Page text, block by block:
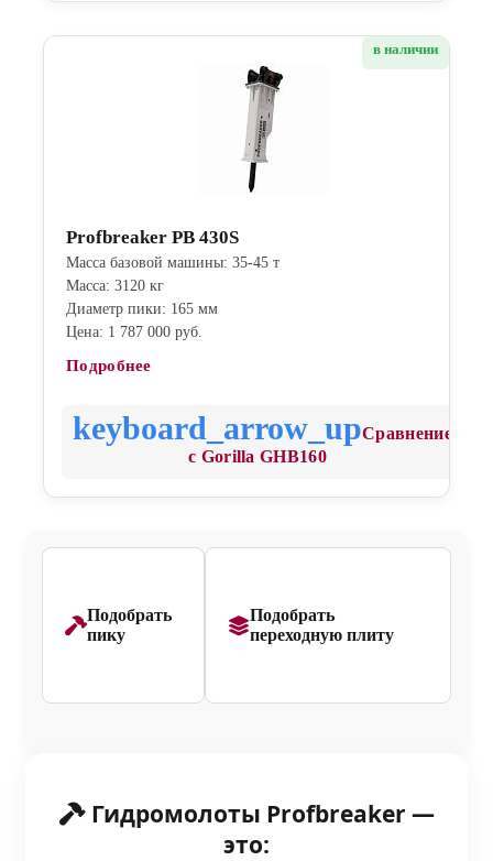
в наличии
Profbreaker PB 430S
Масса базовой машины: 35-45 т
Масса: 3120 кг
Диаметр пики: 165 мм
Цена: 1 787 000 руб.
Подробнее
Сравнение
с Gorilla GHB160
Подобрать
пику
Подобрать
переходную плиту
Гидромолоты Profbreaker —
это: